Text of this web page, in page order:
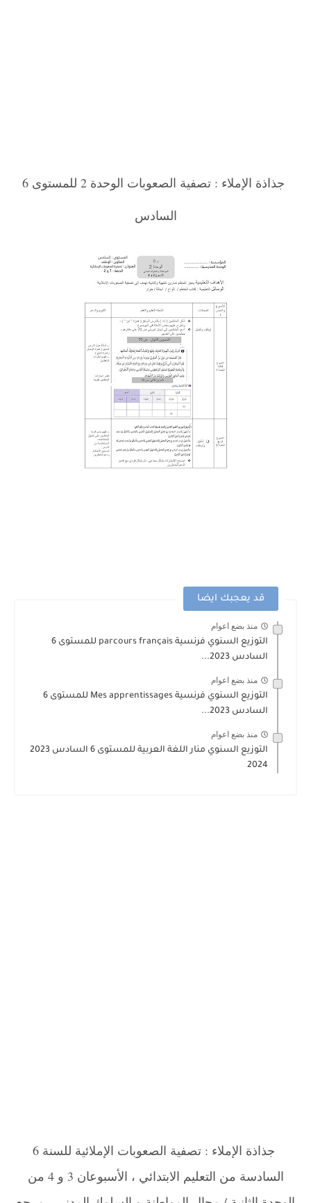
جذاذة الإملاء : تصفية الصعوبات الوحدة 2 للمستوى 6
السادس
قد يعجبك ايضا
منذ بضع اعوام
التوزيع السنوي فرنسية parcours français للمستوى 6
السادس 2023...
منذ بضع اعوام
التوزيع السنوي فرنسية Mes apprentissages للمستوى 6
السادس 2023...
منذ بضع اعوام
التوزيع السنوي منار اللغة العربية للمستوى 6 السادس 2023
2024
جذاذة الإملاء : تصفية الصعوبات الإملائية للسنة 6
السادسة من التعليم الابتدائي ، الأسبوعان 3 و 4 من